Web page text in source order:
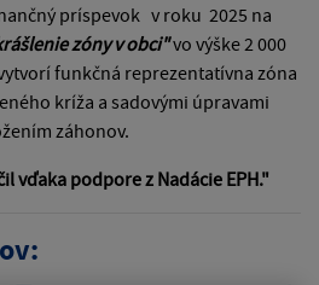
príspevok v roku 2025 na
zóny v obci"vo výške 2 000
funkčná reprezentatívna zóna
kríža a sadovými úpravami
záhonov.
vďaka podpore z Nadácie EPH."